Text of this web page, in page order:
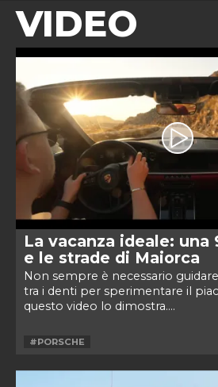
VIDEO
La vacanza ideale: una
e le strade di Maiorca
Non sempre è necessario
tra i denti per sperimentare il
questo video lo dimostra....
#PORSCHE